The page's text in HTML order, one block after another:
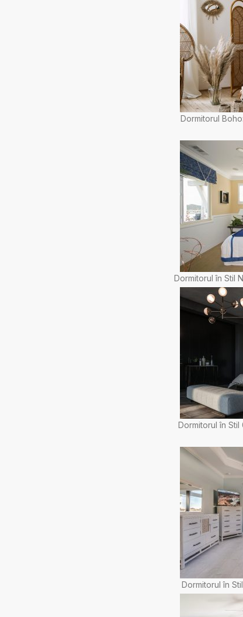
Dormitorul
Dormitorul în Stil
Dormitorul în Stil
Dormitorul în